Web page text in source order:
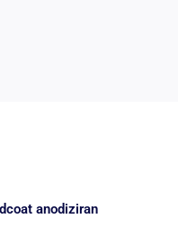
anodiziran